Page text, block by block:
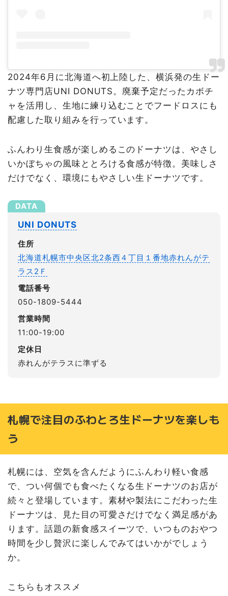
2024年6月に北海道へ初上陸した、横浜発の生ドー
ナツ専門店UNI DONUTS。廃棄予定だったカボチ
ャを活用し、生地に練り込むことでフードロスにも
配慮した取り組みを行っています。
ふんわり生食感が楽しめるこのドーナツは、やさし
いかぼちゃの風味ととろける食感が特徴。美味しさ
だけでなく、環境にもやさしい生ドーナツです。
UNI DONUTS
住所
北海道札幌市中央区北2条西４丁目１番地赤れんがテ
ラス2Ｆ
電話番号
050-1809-5444
営業時間
11:00-19:00
定休日
赤れんがテラスに準ずる
札幌で注目のふわとろ生ドーナツを楽しも
う
札幌には、空気を含んだようにふんわり軽い食感
で、つい何個でも食べたくなる生ドーナツのお店が
続々と登場しています。素材や製法にこだわった生
ドーナツは、見た目の可愛さだけでなく満足感があ
ります。話題の新食感スイーツで、いつものおやつ
時間を少し贅沢に楽しんでみてはいかがでしょう
か。
こちらもオススメ